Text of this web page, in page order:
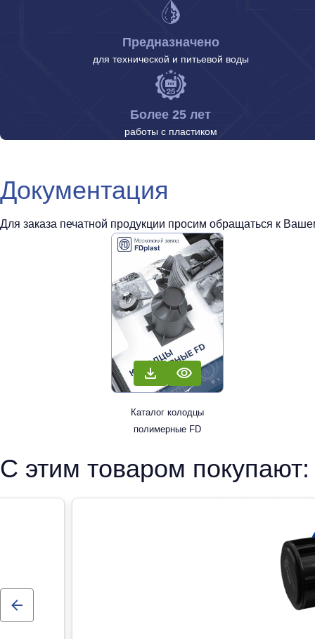
Предназначено
для технической и питьевой воды
Более 25 лет
работы с пластиком
Документация
Для заказа печатной продукции просим обращаться к
Каталог колодцы
полимерные FD
С этим товаром покупают: